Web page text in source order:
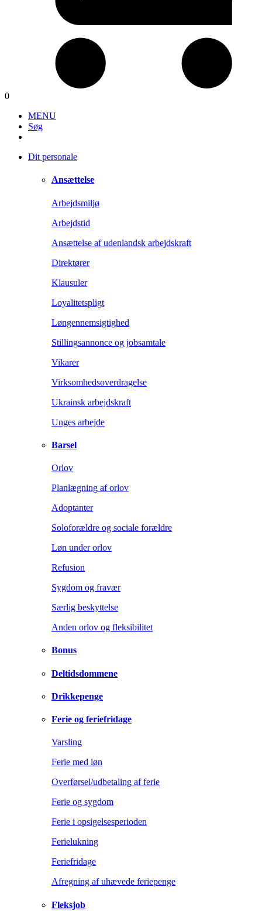
0
MENU
Søg
Dit personale
Ansættelse
Arbejdsmiljø
Arbejdstid
Ansættelse af udenlandsk arbejdskraft
Direktører
Klausuler
Loyalitetspligt
Løngennemsigtighed
Stillingsannonce og jobsamtale
Vikarer
Virksomhedsoverdragelse
Ukrainsk arbejdskraft
Unges arbejde
Barsel
Orlov
Planlægning af orlov
Adoptanter
Soloforældre og sociale forældre
Løn under orlov
Refusion
Sygdom og fravær
Særlig beskyttelse
Anden orlov og fleksibilitet
Bonus
Deltidsdommene
Drikkepenge
Ferie og feriefridage
Varsling
Ferie med løn
Overførsel/udbetaling af ferie
Ferie og sygdom
Ferie i opsigelsesperioden
Ferielukning
Feriefridage
Afregning af uhævede feriepenge
Fleksjob